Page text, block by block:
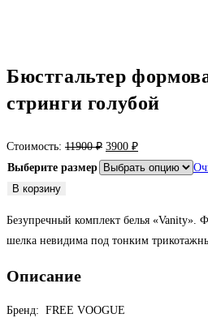
Бюстгальтер
стринги голубой
Стоимость: 11900₽ Первоначальная
цена
3900 ₽Текущая
цена:
Выберите размер
Количество
Бюстгальтер
формованная
чашка
стринги
В корзину
Безупречный комплект белья «Vanity».
шелка невидима под тонким
Описание
Бренд: FREE VOOGUE